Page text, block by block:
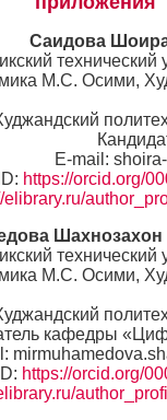
Саидова
технический
М.С. Осими,
E-mail:
https://orcid.org/
elibrary.ru/
технический
М.С. Осими,
кафедры
https://orcid.org/